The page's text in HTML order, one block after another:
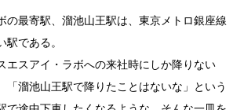
の最寄駅、溜池山王駅は、東京メトロ銀座線
である。
エスアイ・ラボへの来社時にしか降りない
「溜池山王駅で降りたことはないな」という